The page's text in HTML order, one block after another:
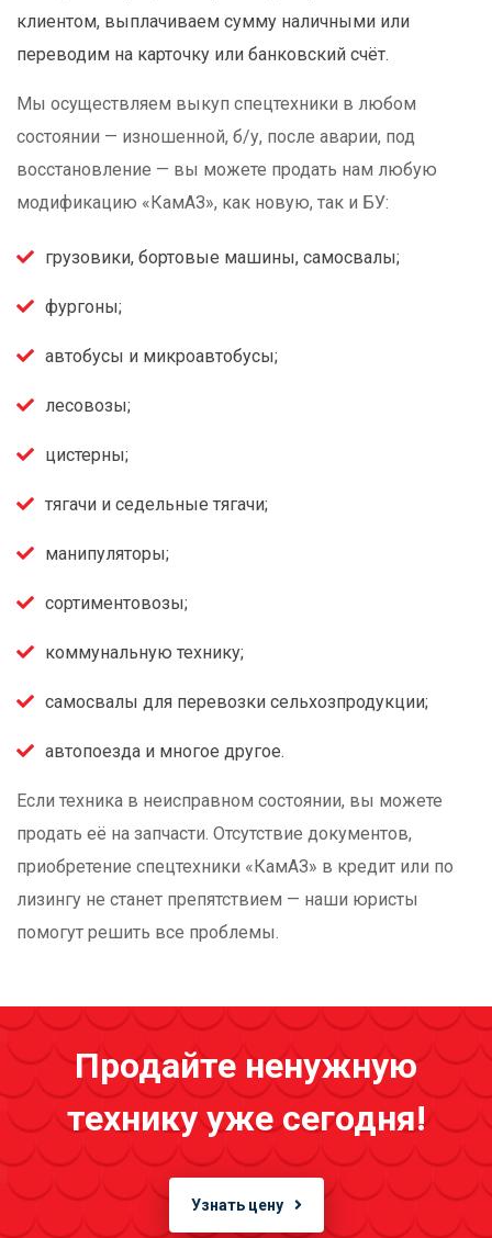
клиентом, выплачиваем сумму наличными или
переводим на карточку или банковский счёт.
Мы осуществляем выкуп спецтехники в любом
состоянии — изношенной, б/у, после аварии, под
восстановление — вы можете продать нам любую
модификацию «КамАЗ», как новую, так и БУ:
грузовики, бортовые машины, самосвалы;
фургоны;
автобусы и микроавтобусы;
лесовозы;
цистерны;
тягачи и седельные тягачи;
манипуляторы;
сортиментовозы;
коммунальную технику;
самосвалы для перевозки сельхозпродукции;
автопоезда и многое другое.
Если техника в неисправном состоянии, вы можете
продать её на запчасти. Отсутствие документов,
приобретение спецтехники «КамАЗ» в кредит или по
лизингу не станет препятствием — наши юристы
помогут решить все проблемы.
Продайте ненужную
технику уже сегодня!
Узнать цену